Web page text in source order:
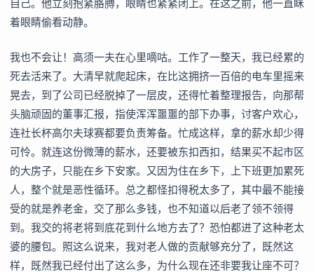
自己。他立刻抱紧胳膊，眼睛也紧紧闭上。在这之前，他一直眯
着眼睛偷看动静。
我也不会让！高须一夫在心里嘀咕。工作了一整天，我已经累的
死去活来了。大清早就爬起床，在比这拥挤一百倍的电车里摇来
晃去，到了公司已经脱掉了一层皮，还得忙着整理报告，向那帮
头脑顽固的董事汇报，指使浑浑噩噩的部下办事，讨客户欢心，
连社长杯高尔夫球赛都要负责筹备。忙成这样，拿的薪水却少得
可怜。就连这份微薄的薪水，还要被东扣西扣，结果买不起市区
的大房子，只能在乡下安家。又因为住在乡下，上下班更加累死
人，整个就是恶性循环。总之都怪扣得税太多了，其中最不能接
受的就是养老金，交了那么多钱，也不知道以后老了领不领得
到。我交的将老将到底花到什么地方去了？恐怕都进了这种老太
婆的腰包。照这么说来，我对老人做的贡献够充分了，既然这
样，既然我已经付出了这么多，为什么现在还非要我让座不可？